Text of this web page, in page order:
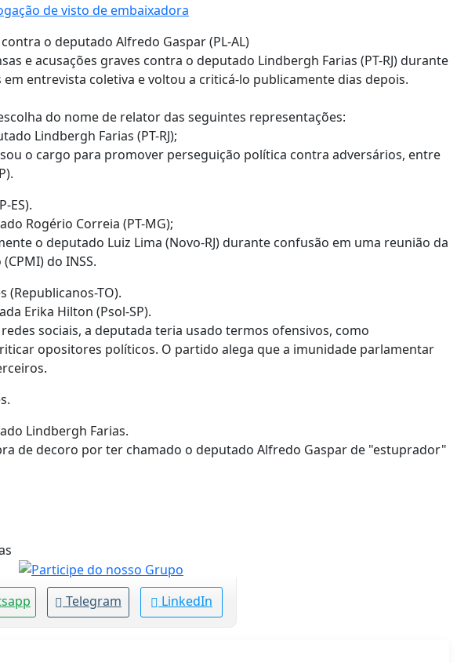
de visto de embaixadora
o deputado Alfredo Gaspar (PL-AL)
e acusações graves contra o deputado Lindbergh Farias (PT-RJ) durante
entrevista coletiva e voltou a criticá-lo publicamente dias depois.
do nome de relator das seguintes representações:
Lindbergh Farias (PT-RJ);
o cargo para promover perseguição política contra adversários, entre
ES).
Rogério Correia (PT-MG);
o deputado Luiz Lima (Novo-RJ) durante confusão em uma reunião da
do INSS.
(Republicanos-TO).
Erika Hilton (Psol-SP).
sociais, a deputada teria usado termos ofensivos, como
opositores políticos. O partido alega que a imunidade parlamentar
Lindbergh Farias.
de decoro por ter chamado o deputado Alfredo Gaspar de "estuprador"
Telegram LinkedIn